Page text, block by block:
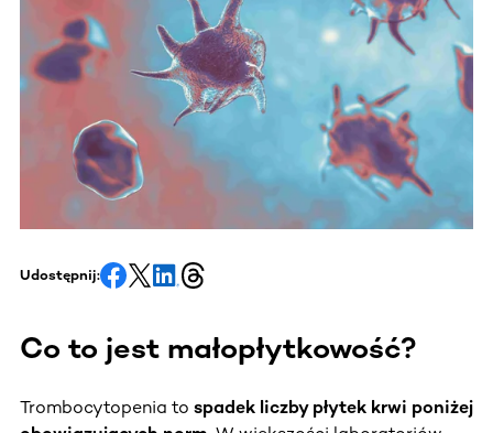
Udostępnij:
Co to jest małopłytkowość?
Trombocytopenia to spadek liczby płytek krwi poniżej